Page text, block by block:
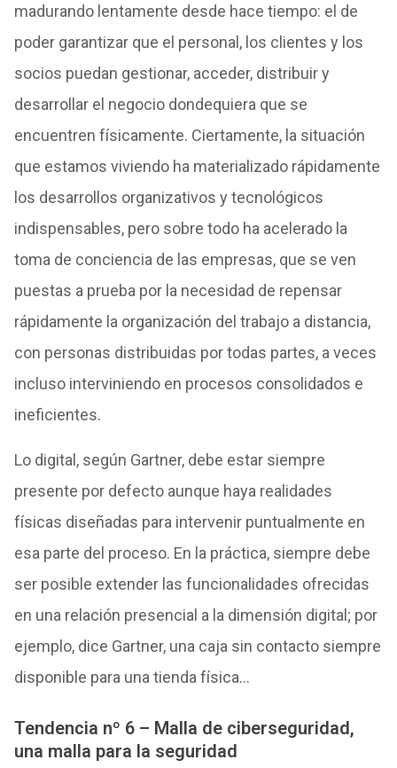
madurando lentamente desde hace tiempo: el de
poder garantizar que el personal, los clientes y los
socios puedan gestionar, acceder, distribuir y
desarrollar el negocio dondequiera que se
encuentren físicamente. Ciertamente, la situación
que estamos viviendo ha materializado rápidamente
los desarrollos organizativos y tecnológicos
indispensables, pero sobre todo ha acelerado la
toma de conciencia de las empresas, que se ven
puestas a prueba por la necesidad de repensar
rápidamente la organización del trabajo a distancia,
con personas distribuidas por todas partes, a veces
incluso interviniendo en procesos consolidados e
ineficientes.
Lo digital, según Gartner, debe estar siempre
presente por defecto aunque haya realidades
físicas diseñadas para intervenir puntualmente en
esa parte del proceso. En la práctica, siempre debe
ser posible extender las funcionalidades ofrecidas
en una relación presencial a la dimensión digital; por
ejemplo, dice Gartner, una caja sin contacto siempre
disponible para una tienda física…
Tendencia nº 6 – Malla de ciberseguridad,
una malla para la seguridad